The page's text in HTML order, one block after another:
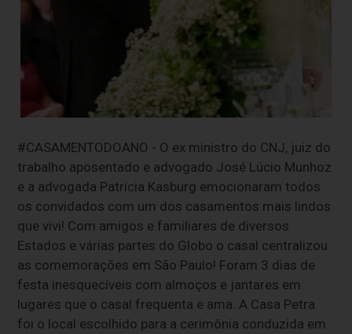
#CASAMENTODOANO - O ex ministro do CNJ, juiz do
trabalho aposentado e advogado José Lúcio Munhoz
e a advogada Patrícia Kasburg emocionaram todos
os convidados com um dos casamentos mais lindos
que vivi! Com amigos e familiares de diversos
Estados e várias partes do Globo o casal centralizou
as comemorações em São Paulo! Foram 3 dias de
festa inesquecíveis com almoços e jantares em
lugares que o casal frequenta e ama. A Casa Petra
foi o local escolhido para a cerimônia conduzida em